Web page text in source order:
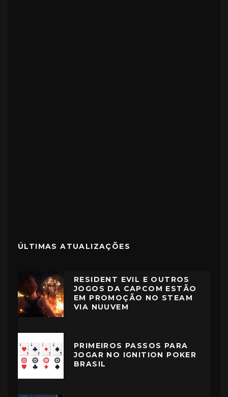
ÚLTIMAS ATUALIZAÇÕES
RESIDENT EVIL E OUTROS
JOGOS DA CAPCOM ESTÃO
EM PROMOÇÃO NO STEAM
VIA NUUVEM
PRIMEIROS PASSOS PARA
JOGAR NO IGNITION POKER
BRASIL